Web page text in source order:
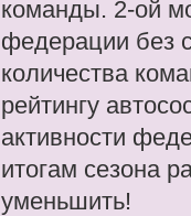
команды. 2-ой
федерации без
количества
рейтингу
активности
итогам сезона
уменьшить!